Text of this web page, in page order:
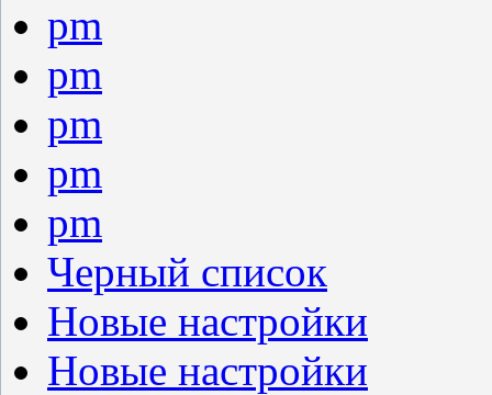
pm
pm
pm
pm
pm
Черный список
Новые настройки
Новые настройки